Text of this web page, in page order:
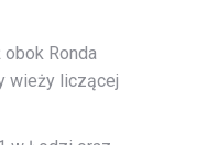
Ronda
wieży liczącej